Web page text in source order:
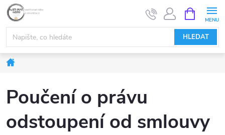
Přejít
obsah
HLEDAT
NÁKUPNÍ
KOŠÍK
Poučení o právu
odstoupení od smlouvy